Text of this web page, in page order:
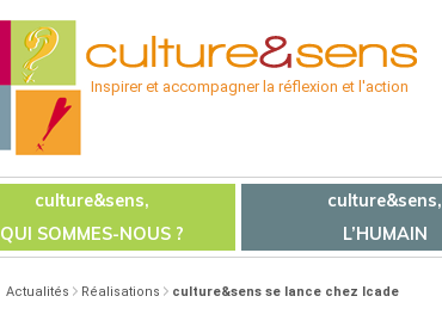
Inspirer et accompagner la réflexion et l'action
culture&sens,
QUI SOMMES-NOUS ?
culture&sens,
L’HUMAIN
Actualités Réalisations culture&sens se lance chez Icade